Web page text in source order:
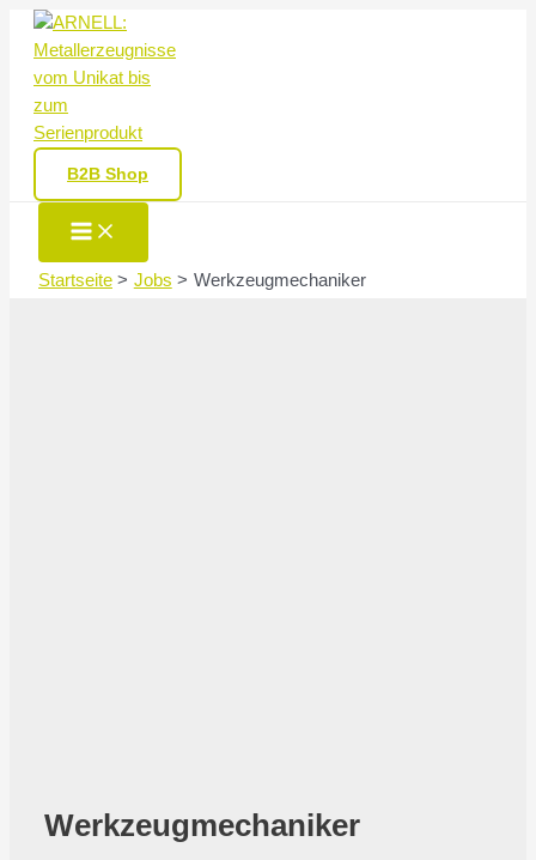
Zum
Inhalt
springen
B2B Shop
Main
Menu
Startseite Jobs Werkzeugmechaniker
Werkzeugmechaniker